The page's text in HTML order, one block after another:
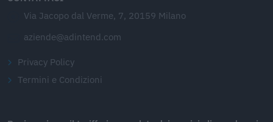
Via Jacopo dal Verme, 7, 20159 Milano
aziende@adintend.com
Privacy Policy
Termini e Condizioni